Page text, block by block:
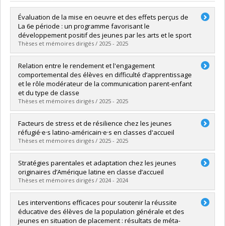
Évaluation de la mise en oeuvre et des effets perçus de
La 6e période : un programme favorisant le
développement positif des jeunes par les arts et le sport
Thèses et mémoires dirigés / 2025 - 2025
Graduate :Petit, Élodie
Cycle :Master's
Grade :M. Sc.
Lien vers le document dans Papyrus
Relation entre le rendement et l'engagement
comportemental des élèves en difficulté d’apprentissage
et le rôle modérateur de la communication parent-enfant
et du type de classe
Thèses et mémoires dirigés / 2025 - 2025
Graduate : Dussan, Joanna Carolina
Cycle :Master's
Grade :M. Sc.
Lien vers le document dans Papyrus
Facteurs de stress et de résilience chez les jeunes
réfugié·e·s latino-américain·e·s en classes d'accueil
Thèses et mémoires dirigés / 2025 - 2025
Graduate :Enriquez Portillo, Karyna Sthelly
Cycle :Master's
Grade :M. Sc.
Lien vers le document dans Papyrus
Stratégies parentales et adaptation chez les jeunes
originaires d’Amérique latine en classe d’accueil
Thèses et mémoires dirigés / 2024 - 2024
Graduate :Ayala Contreras, Candy Galilea
Cycle :Master's
Grade :M. Sc.
Les interventions efficaces pour soutenir la réussite
éducative des élèves de la population générale et des
jeunes en situation de placement : résultats de méta-